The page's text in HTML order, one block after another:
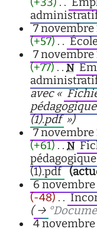
7 novembre
(+57) . .
7 novembre
(+77) . . N
avec «
(1).pdf »)
7 novembre
(+61) . . N
(1).pdf
6 novembre
(-48) . .
( →
4 novembre